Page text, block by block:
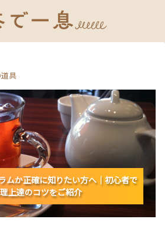
具
ムか正確に知りたい方へ｜初心
量と料理上達のコツをご紹介
ムか正確に知りたい方へ｜初心者で
上達のコツをご紹介
ムか正確に知りたい方へ｜初心者で
上達のコツをご紹介
ムか正確に知りたい方へ｜初心者で
上達のコツをご紹介